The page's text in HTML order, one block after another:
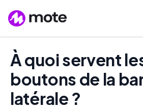
À quoi servent
boutons de la
latérale ?